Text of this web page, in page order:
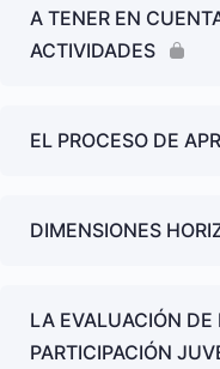
A TENER EN
ACTIVIDADES
EL PROCESO DE
DIMENSIONES
LA EVALUACIÓN DE
PARTICIPACIÓN